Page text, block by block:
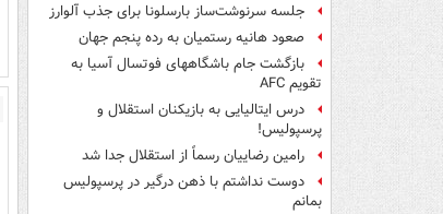
جلسه سرنوشت‌ساز بارسلونا برای جذب آلوارز
صعود هانیه رستمیان به رده پنجم جهان
بازگشت جام باشگاههای فوتسال آسیا به
تقویم AFC
درس ایتالیایی‌ به بازیکنان استقلال و
پرسپولیس!
رامین رضاییان رسماً از استقلال جدا شد
دوست نداشتم با ذهن درگیر در پرسپولیس
بمانم